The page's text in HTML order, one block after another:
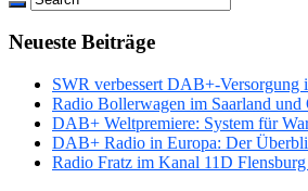
Neueste Beiträge
SWR verbessert DAB+-
Radio Bollerwagen im Saarland und
DAB+ Weltpremiere: System für
DAB+ Radio in Europa: Der
Radio Fratz im Kanal 11D Flensburg